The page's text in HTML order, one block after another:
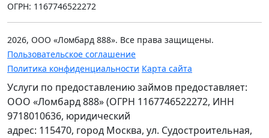
ОГРН: 1167746522272
2026, ООО «Ломбард 888». Все права защищены.
Пользовательское соглашение
Политика конфиденциальности Карта сайта
Услуги по предоставлению займов предоставляет:
ООО «Ломбард 888» (ОГРН 1167746522272, ИНН
9718010636, юридический
адрес: 115470, город Москва, ул. Судостроительная,